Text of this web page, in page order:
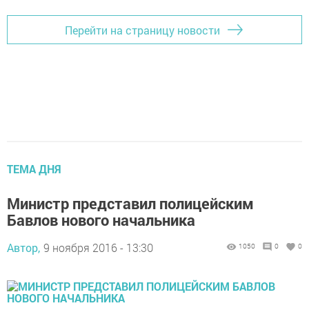
Перейти на страницу новости
ТЕМА ДНЯ
Министр представил полицейским
Бавлов нового начальника
Автор, 9 ноября 2016 - 13:30 1050 0 0